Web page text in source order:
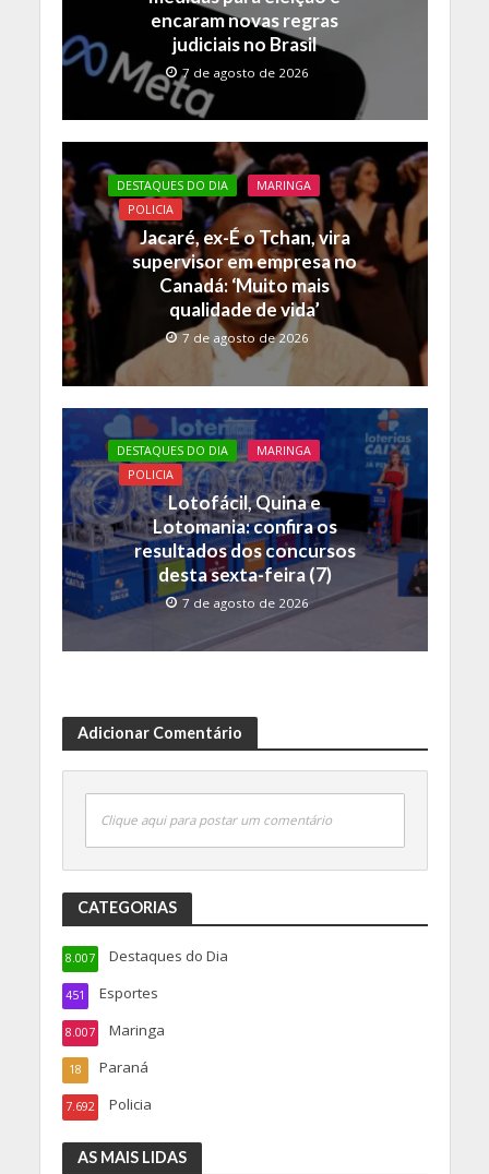
encaram novas regras
judiciais no Brasil
7 de agosto de 2026
DESTAQUES DO DIA
MARINGA
POLICIA
Jacaré, ex-É o Tchan, vira
supervisor em empresa no
Canadá: ‘Muito mais
qualidade de vida’
7 de agosto de 2026
DESTAQUES DO DIA
MARINGA
POLICIA
Lotofácil, Quina e
Lotomania: confira os
resultados dos concursos
desta sexta-feira (7)
7 de agosto de 2026
Adicionar Comentário
Clique aqui para postar um comentário
CATEGORIAS
Destaques do Dia
8.007
Esportes
451
Maringa
8.007
Paraná
18
Policia
7.692
AS MAIS LIDAS